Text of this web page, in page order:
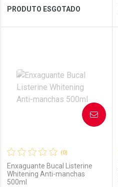
Ver Desconto Convênio
PRODUTO ESGOTADO
Laboratório
Por Menos
(0)
Enxaguante Bucal Listerine
Whitening Anti-manchas
500ml
AVISE-ME